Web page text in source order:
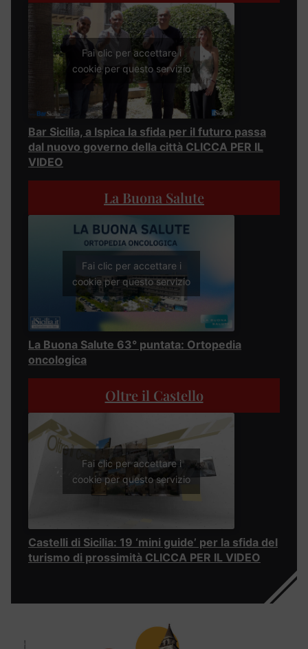
Fai clic per accettare i
cookie per questo servizio
Bar Sicilia, a Ispica la sfida per il futuro passa
dal nuovo governo della città CLICCA PER IL
VIDEO
La Buona Salute
Fai clic per accettare i
cookie per questo servizio
La Buona Salute 63° puntata: Ortopedia
oncologica
Oltre il Castello
Fai clic per accettare i
cookie per questo servizio
Castelli di Sicilia: 19 ‘mini guide’ per la sfida del
turismo di prossimità CLICCA PER IL VIDEO